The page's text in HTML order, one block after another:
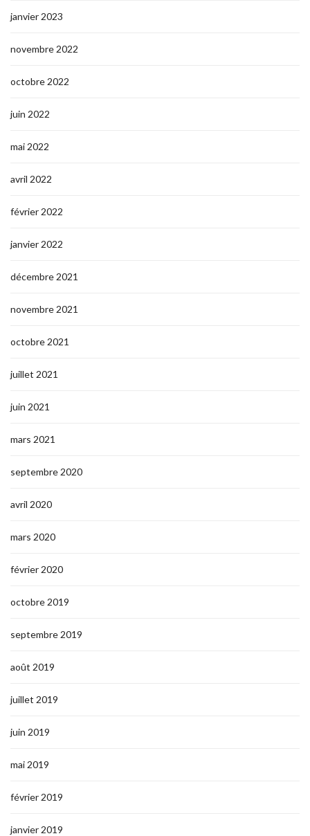
janvier 2023
novembre 2022
octobre 2022
juin 2022
mai 2022
avril 2022
février 2022
janvier 2022
décembre 2021
novembre 2021
octobre 2021
juillet 2021
juin 2021
mars 2021
septembre 2020
avril 2020
mars 2020
février 2020
octobre 2019
septembre 2019
août 2019
juillet 2019
juin 2019
mai 2019
février 2019
janvier 2019